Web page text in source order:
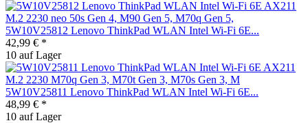
5W10V25812 Lenovo ThinkPad WLAN Intel Wi-Fi 6E...
42,99 € *
10 auf Lager
5W10V25811 Lenovo ThinkPad WLAN Intel Wi-Fi 6E...
48,99 € *
10 auf Lager